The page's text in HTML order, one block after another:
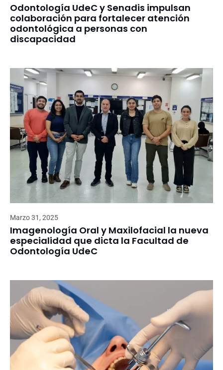
Odontología UdeC y Senadis impulsan
colaboración para fortalecer atención
odontológica a personas con
discapacidad
Marzo 31, 2025
Imagenología Oral y Maxilofacial la nueva
especialidad que dicta la Facultad de
Odontología UdeC